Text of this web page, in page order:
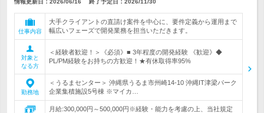
情報更新日：2026/06/16 終了予定日： 2026/11/30
仕事内容
大手クライアントの直請け案件を中心に、要件定義から運用まで
幅広いフェーズで開発業務を担当いただきます。
対象と
なる方
＜経験者歓迎！＞《必須》■ 3年程度の開発経験 《歓迎》◆
PL/PM経験をお持ちの方歓迎！★有休取得率95%
勤務地
＜うるまセンター＞ 沖縄県うるま市州崎14-10 沖縄IT津梁パーク
企業集積施設5号棟 ※マイカ…
月給:300,000円～500,000円※経験・能力を考慮の上、当社規定